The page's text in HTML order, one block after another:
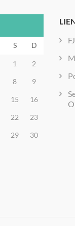
S D
1 2
8 9
15 16
22 23
29 30